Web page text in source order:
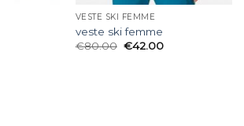
VESTE SKI FEMME
veste ski femme
€80.00 €42.00